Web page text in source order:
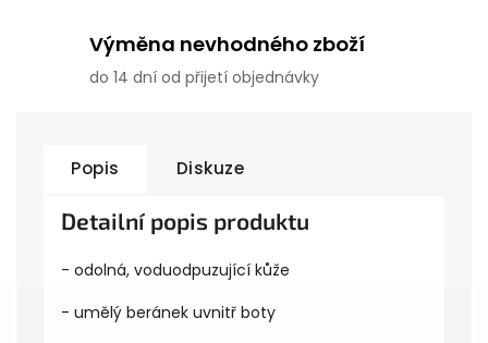
Výměna nevhodného zboží
do 14 dní od přijetí objednávky
Popis Diskuze
Detailní popis produktu
- odolná, voduodpuzující kůže
- umělý beránek uvnitř boty